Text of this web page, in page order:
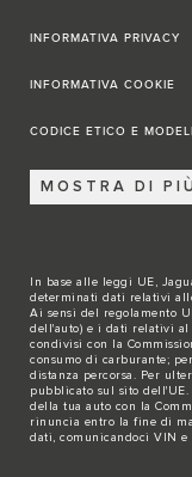
INFORMATIVA PRIVACY
INFORMATIVA COOKIE
CODICE ETICO E
MOSTRA DI PIÙ
In base alle leggi UE,
determinati dati relativi
Ai sensi del regolamento
dell'auto) e i dati relativi al
condivisi con la
consumo di carburante;
distanza percorsa. Per
pubblicato sul sito dell'UE
della tua auto con la
rinuncia entro la fine di
dati, comunicandoci VIN e